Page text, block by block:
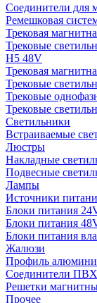
Соединители для
Ремешковая
Трековая
Трековые
H5 48V
Трековая
Трековые
Трековые
Трековые
Светильники
Встраиваемые
Люстры
Накладные
Подвесные
Лампы
Источники
Блоки питания
Блоки питания
Блоки питания
Жалюзи
Профиль
Соединители
Решетки
Прочее